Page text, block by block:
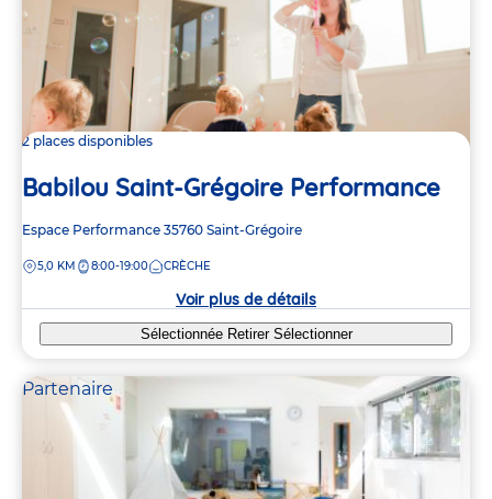
2 places disponibles
Babilou Saint-Grégoire Performance
Adresse
la
Espace Performance 35760 Saint-Grégoire
DISTANCE
5,0 KM 8:00-19:00 CRÈCHE
Voir plus de détails
Sélectionnée Retirer Sélectionner
Partenaire